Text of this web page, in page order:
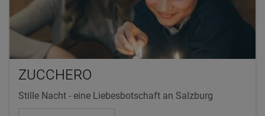
ZUCCHERO
Stille Nacht - eine Liebesbotschaft an Salzburg